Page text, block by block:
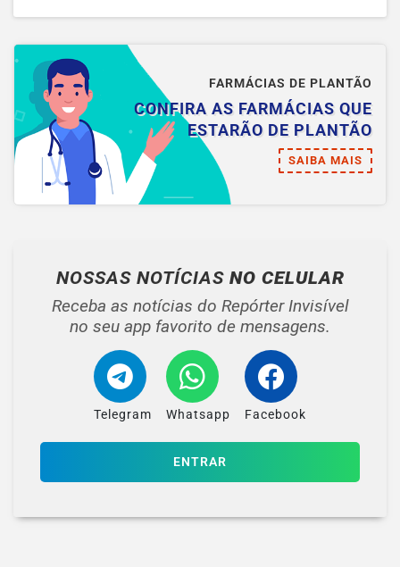
FARMÁCIAS DE PLANTÃO
CONFIRA AS FARMÁCIAS QUE
ESTARÃO DE PLANTÃO
SAIBA MAIS
NOSSAS NOTÍCIAS NO CELULAR
Receba as notícias do Repórter Invisível
no seu app favorito de mensagens.
Telegram Whatsapp Facebook
ENTRAR